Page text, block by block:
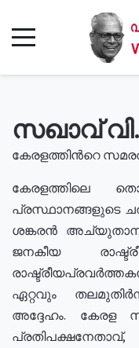
സഖാവ്
കേരളത്തിൻറെ
കേരളത്തിലെ
പ്രസ്ഥാനങ്ങളുടെ
ശങ്കരൻ
ജനകീയ
ഏറ്റവും
അദ്ദേഹം. കേരള